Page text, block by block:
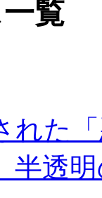
覧
れた
透明